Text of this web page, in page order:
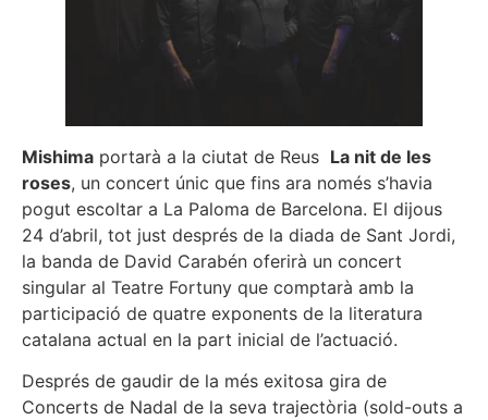
Mishima portarà a la ciutat de Reus La nit de les
roses, un concert únic que fins ara només s’havia
pogut escoltar a La Paloma de Barcelona. El dijous
24 d’abril, tot just després de la diada de Sant Jordi,
la banda de David Carabén oferirà un concert
singular al Teatre Fortuny que comptarà amb la
participació de quatre exponents de la literatura
catalana actual en la part inicial de l’actuació.
Després de gaudir de la més exitosa gira de
Concerts de Nadal de la seva trajectòria (sold-outs a